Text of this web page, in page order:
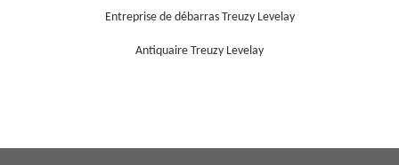
Entreprise de débarras Treuzy Levelay
Antiquaire Treuzy Levelay